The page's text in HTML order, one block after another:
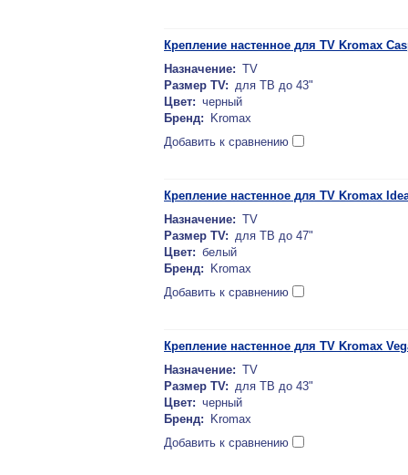
Крепление настенное для TV Kromax
Назначение: TV
Размер TV: для ТВ до 43"
Цвет: черный
Бренд:
Kromax
Добавить к сравнению
Крепление настенное для TV Kromax
Назначение: TV
Размер TV: для ТВ до 47"
Цвет: белый
Бренд:
Kromax
Добавить к сравнению
Крепление настенное для TV Kromax
Назначение: TV
Размер TV: для ТВ до 43"
Цвет: черный
Бренд:
Kromax
Добавить к сравнению